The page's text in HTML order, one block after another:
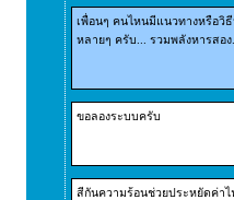
เพื่อนๆ คนไหนมีแนวทางหรือวิ
หลายๆ ครับ... รวมพลังหารสอง
ขอลองระบบครับ
สีกันความร้อนช่วยประหยัดค่า